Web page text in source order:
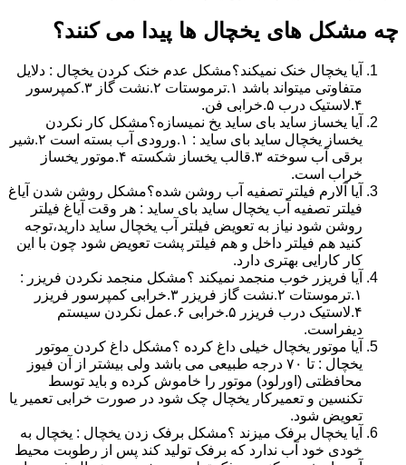
چه مشکل های یخچال ها پیدا می کنند؟
آیا یخچال خنک نمیکند؟مشکل عدم خنک کردن یخچال : دلایل
متفاوتی میتواند باشد ۱.ترموستات ۲.نشت گاز ۳.کمپرسور
۴.لاستیک درب ۵.خرابی فن.
آیا یخساز ساید بای ساید یخ نمیسازه؟مشکل کار نکردن
یخساز یخچال ساید بای ساید : ۱.ورودی آب بسته است ۲.شیر
برقی آب سوخته ۳.قالب یخساز شکسته ۴.موتور یخساز
خراب است.
آیا آلارم فیلتر تصفیه آب روشن شده؟مشکل روشن شدن آیاغ
فیلتر تصفیه آب یخچال ساید بای ساید : هر وقت آیاغ فیلتر
روشن شود نیاز به تعویض فیلتر آب یخچال ساید دارید،توجه
کنید هم فیلتر داخل و هم فیلتر پشت تعویض شود چون با این
کار کارایی بهتری دارد.
آیا فریزر خوب منجمد نمیکند ؟مشکل منجمد نکردن فریزر :
۱.ترموستات ۲.نشت گاز فریزر ۳.خرابی کمپرسور فریزر
۴.لاستیک درب فریزر ۵.خرابی ۶.عمل نکردن سیستم
دیفراست.
آیا موتور یخچال خیلی داغ کرده ؟مشکل داغ کردن موتور
یخچال : تا ۷۰ درجه طبیعی می باشد ولی بیشتر از آن فیوز
محافظتی (اورلود) موتور را خاموش کرده و باید توسط
تکنسین و تعمیرکار یخچال چک شود در صورت خرابی تعمیر یا
تعویض شود.
آیا یخچال برفک میزند ؟مشکل برفک زدن یخچال : یخچال به
خودی خود آب ندارد که برفک تولید کند پس از رطوبت محیط